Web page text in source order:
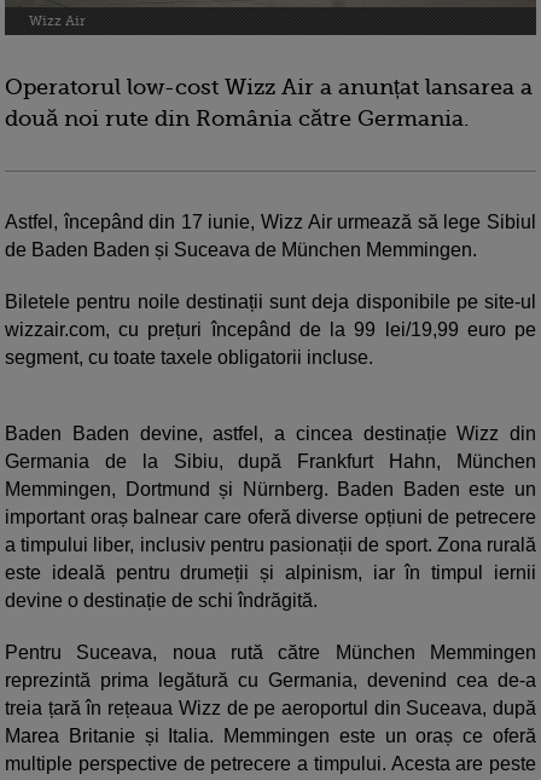
Wizz Air
Operatorul low-cost Wizz Air a anunțat lansarea a
două noi rute din România către Germania.
Astfel, începând din 17 iunie, Wizz Air urmează să lege Sibiul
de Baden Baden și Suceava de München Memmingen.
Biletele pentru noile destinații sunt deja disponibile pe site-ul
wizzair.com, cu prețuri începând de la 99 lei/19,99 euro pe
segment, cu toate taxele obligatorii incluse.
Baden Baden devine, astfel, a cincea destinație Wizz din
Germania de la Sibiu, după Frankfurt Hahn, München
Memmingen, Dortmund și Nürnberg. Baden Baden este un
important oraș balnear care oferă diverse opțiuni de petrecere
a timpului liber, inclusiv pentru pasionații de sport. Zona rurală
este ideală pentru drumeții și alpinism, iar în timpul iernii
devine o destinație de schi îndrăgită.
Pentru Suceava, noua rută către München Memmingen
reprezintă prima legătură cu Germania, devenind cea de-a
treia țară în rețeaua Wizz de pe aeroportul din Suceava, după
Marea Britanie și Italia. Memmingen este un oraș ce oferă
multiple perspective de petrecere a timpului. Acesta are peste